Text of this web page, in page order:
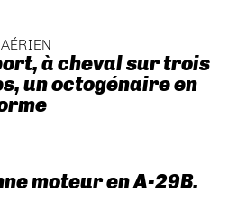
à cheval sur trois
un octogénaire en
moteur en A-29B.